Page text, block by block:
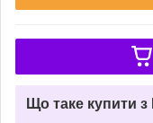
Що таке купити